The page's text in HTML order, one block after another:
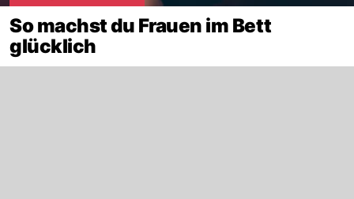
So machst du Frauen im Bett
glücklich